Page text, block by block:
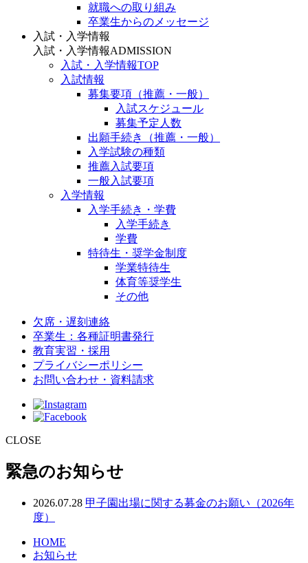
就職への取り組み
卒業生からのメッセージ
入試・入学情報
入試・入学情報ADMISSION
入試・入学情報TOP
入試情報
募集要項（推薦・一般）
入試スケジュール
募集予定人数
出願手続き（推薦・一般）
入学試験の種類
推薦入試要項
一般入試要項
入学情報
入学手続き・学費
入学手続き
学費
特待生・奨学金制度
学業特待生
体育等奨学生
その他
欠席・遅刻連絡
卒業生：各種証明書発行
教育実習・採用
プライバシーポリシー
お問い合わせ・資料請求
CLOSE
緊急のお知らせ
2026.07.28 甲子園出場に関する募金のお願い（2026年
度）
HOME
お知らせ